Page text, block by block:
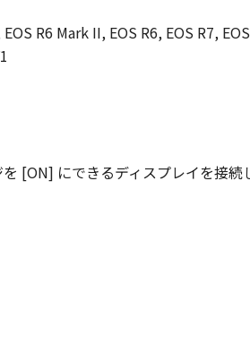
R6 Mark II, EOS R6, EOS R7,
[ON] にできるディスプレイを接続